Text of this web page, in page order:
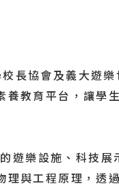
協會及義大遊樂
教育平台，讓學
樂設施、科技展
與工程原理，透